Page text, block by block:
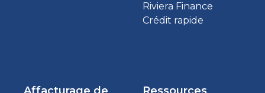
Riviera Finance
Crédit rapide